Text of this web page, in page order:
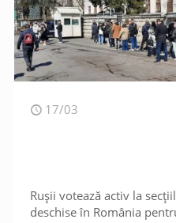
17/03
Rușii votează activ la
deschise în România